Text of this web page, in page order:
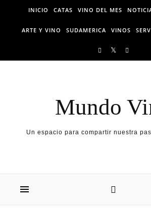
Skip to content
INICIO CATAS VINO DEL MES
ARTE Y VINO SUDAMERICA VINOS
Mundo
Un espacio para compartir nuestra